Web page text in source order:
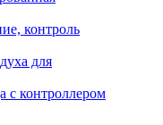
контроль
для
с контроллером